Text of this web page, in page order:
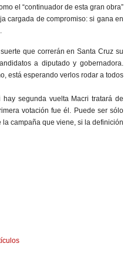
el “continuador de esta gran obra”
cargada de compromiso: si gana en
que correrán en Santa Cruz su
a diputado y gobernadora.
está esperando verlos rodar a todos
segunda vuelta Macri tratará de
votación fue él. Puede ser sólo
campaña que viene, si la definición